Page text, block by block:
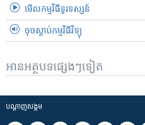
មើល​កម្មវិធី​ទូរទស្សន៍
ចុចស្តាប់កម្មវិធីវិទ្យុ
អានអត្ថបទផ្សេងៗទៀត
បណ្តាញ​សង្គម